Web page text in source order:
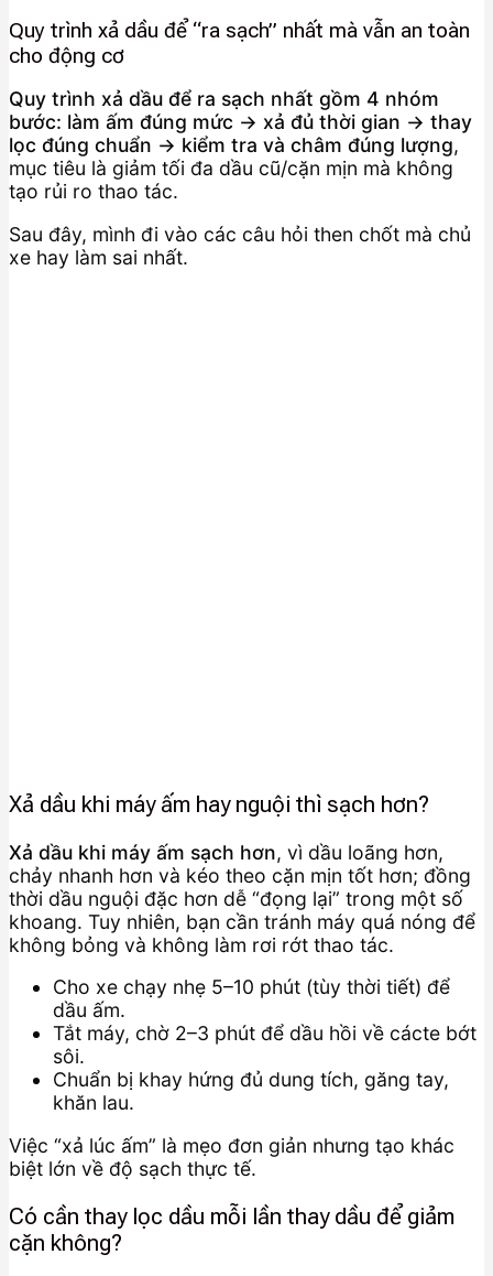
Quy trình xả dầu để “ra sạch” nhất mà vẫn an toàn
cho động cơ
Quy trình xả dầu để ra sạch nhất gồm 4 nhóm
bước: làm ấm đúng mức → xả đủ thời gian → thay
lọc đúng chuẩn → kiểm tra và châm đúng lượng,
mục tiêu là giảm tối đa dầu cũ/cặn mịn mà không
tạo rủi ro thao tác.
Sau đây, mình đi vào các câu hỏi then chốt mà chủ
xe hay làm sai nhất.
Xả dầu khi máy ấm hay nguội thì sạch hơn?
Xả dầu khi máy ấm sạch hơn, vì dầu loãng hơn,
chảy nhanh hơn và kéo theo cặn mịn tốt hơn; đồng
thời dầu nguội đặc hơn dễ “đọng lại” trong một số
khoang. Tuy nhiên, bạn cần tránh máy quá nóng để
không bỏng và không làm rơi rớt thao tác.
Cho xe chạy nhẹ 5–10 phút (tùy thời tiết) để
dầu ấm.
Tắt máy, chờ 2–3 phút để dầu hồi về cácte bớt
sôi.
Chuẩn bị khay hứng đủ dung tích, găng tay,
khăn lau.
Việc “xả lúc ấm” là mẹo đơn giản nhưng tạo khác
biệt lớn về độ sạch thực tế.
Có cần thay lọc dầu mỗi lần thay dầu để giảm
cặn không?